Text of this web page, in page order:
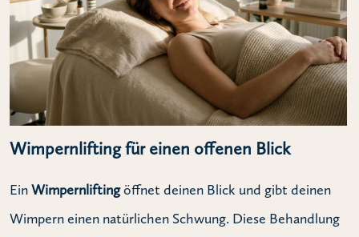
Wimpernlifting für einen offenen Blick
EinWimpernliftingöffnet deinen Blick und gibt deinen
Wimpern einen natürlichen Schwung. Diese Behandlung